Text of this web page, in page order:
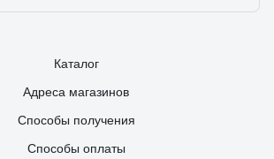
Каталог
Адреса магазинов
Способы получения
Способы оплаты